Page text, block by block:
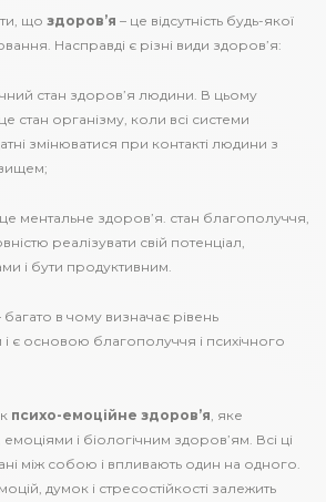
що здоров’я – це відсутність будь-якої
Насправді є різні види здоров’я:
стан здоров’я людини. В цьому
стан організму, коли всі системи
змінюватися при контакті людини з
ментальне здоров’я. стан благополуччя,
реалізувати свій потенціал,
і бути продуктивним.
в чому визначає рівень
і є основою благополуччя і психічного
психо-емоційне здоров’я, яке
і біологічним здоров’ям. Всі ці
між собою і впливають один на одного.
думок і стресостійкості залежить